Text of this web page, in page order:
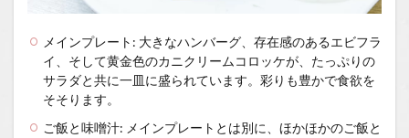
メインプレート: 大きなハンバーグ、存在感のあるエビフラ
イ、そして黄金色のカニクリームコロッケが、たっぷりの
サラダと共に一皿に盛られています。彩りも豊かで食欲を
そそります。
ご飯と味噌汁: メインプレートとは別に、ほかほかのご飯と